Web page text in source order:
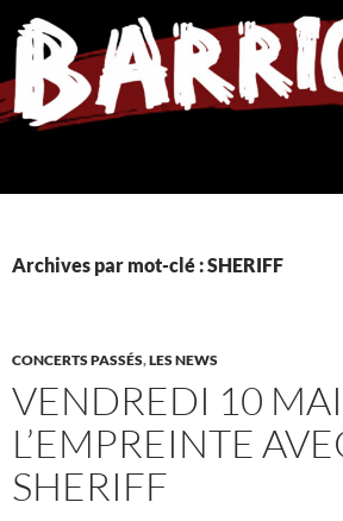
Aller
au
contenu
Archives par mot-clé : SHERIFF
CONCERTS PASSÉS,LES NEWS
VENDREDI 10
L’EMPREINTE
SHERIFF